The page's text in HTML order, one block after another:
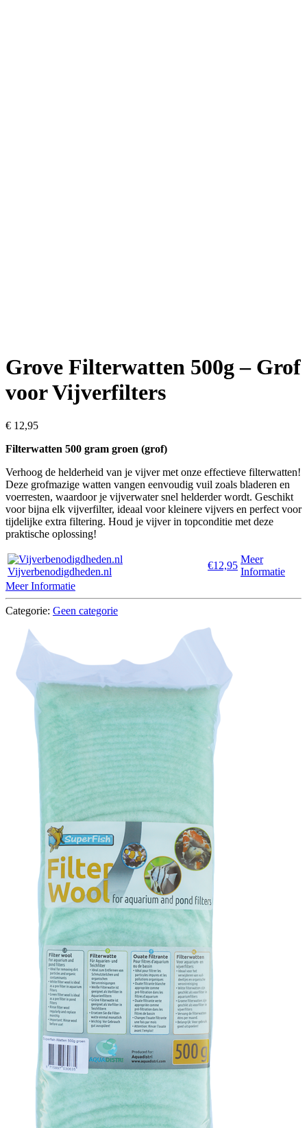
Grove Filterwatten 500g – Grof
voor Vijverfilters
€ 12,95
Filterwatten 500 gram groen (grof)
Verhoog de helderheid van je vijver met onze effectieve filterwatten!
Deze grofmazige watten vangen eenvoudig vuil zoals bladeren en
voerresten, waardoor je vijverwater snel helderder wordt. Geschikt
voor bijna elk vijverfilter, ideaal voor kleinere vijvers en perfect voor
tijdelijke extra filtering. Houd je vijver in topconditie met deze
praktische oplossing!
Vijverbenodigdheden.nl
€12,95
Meer
Informatie
Meer Informatie
Categorie: Geen categorie